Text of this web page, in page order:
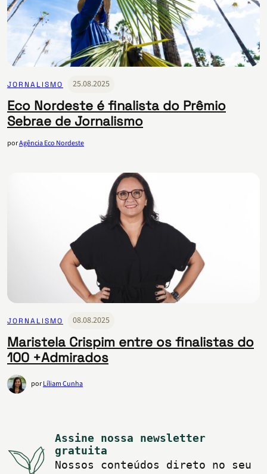
JORNALISMO 25.08.2025
Eco Nordeste é finalista do Prêmio
Sebrae de Jornalismo
porAgência Eco Nordeste
JORNALISMO 08.08.2025
Maristela Crispim entre os finalistas do
100 +Admirados
porLíliam Cunha
Assine nossa newsletter
gratuita
Nossos conteúdos direto no seu